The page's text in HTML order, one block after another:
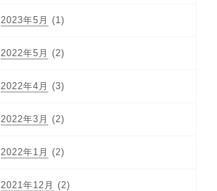
2023年5月 (1)
2022年5月 (2)
2022年4月 (3)
2022年3月 (2)
2022年1月 (2)
2021年12月 (2)